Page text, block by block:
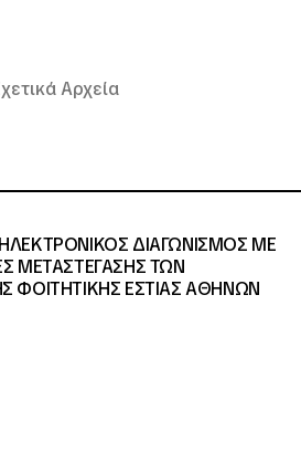
Αρχεία
ΔΙΑΓΩΝΙΣΜΟΣ ΜΕ
METAΣΤΕΓΑΣΗΣ ΤΩΝ
ΦΟΙΤΗΤΙΚΗΣ ΕΣΤΙΑΣ ΑΘΗΝΩΝ